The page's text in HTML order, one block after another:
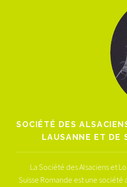
SOCIÉTÉ DES
LAUSANNE ET DE
La Société des Alsaciens et
Suisse Romande est une